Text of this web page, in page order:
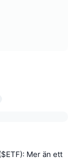
Mer än ett